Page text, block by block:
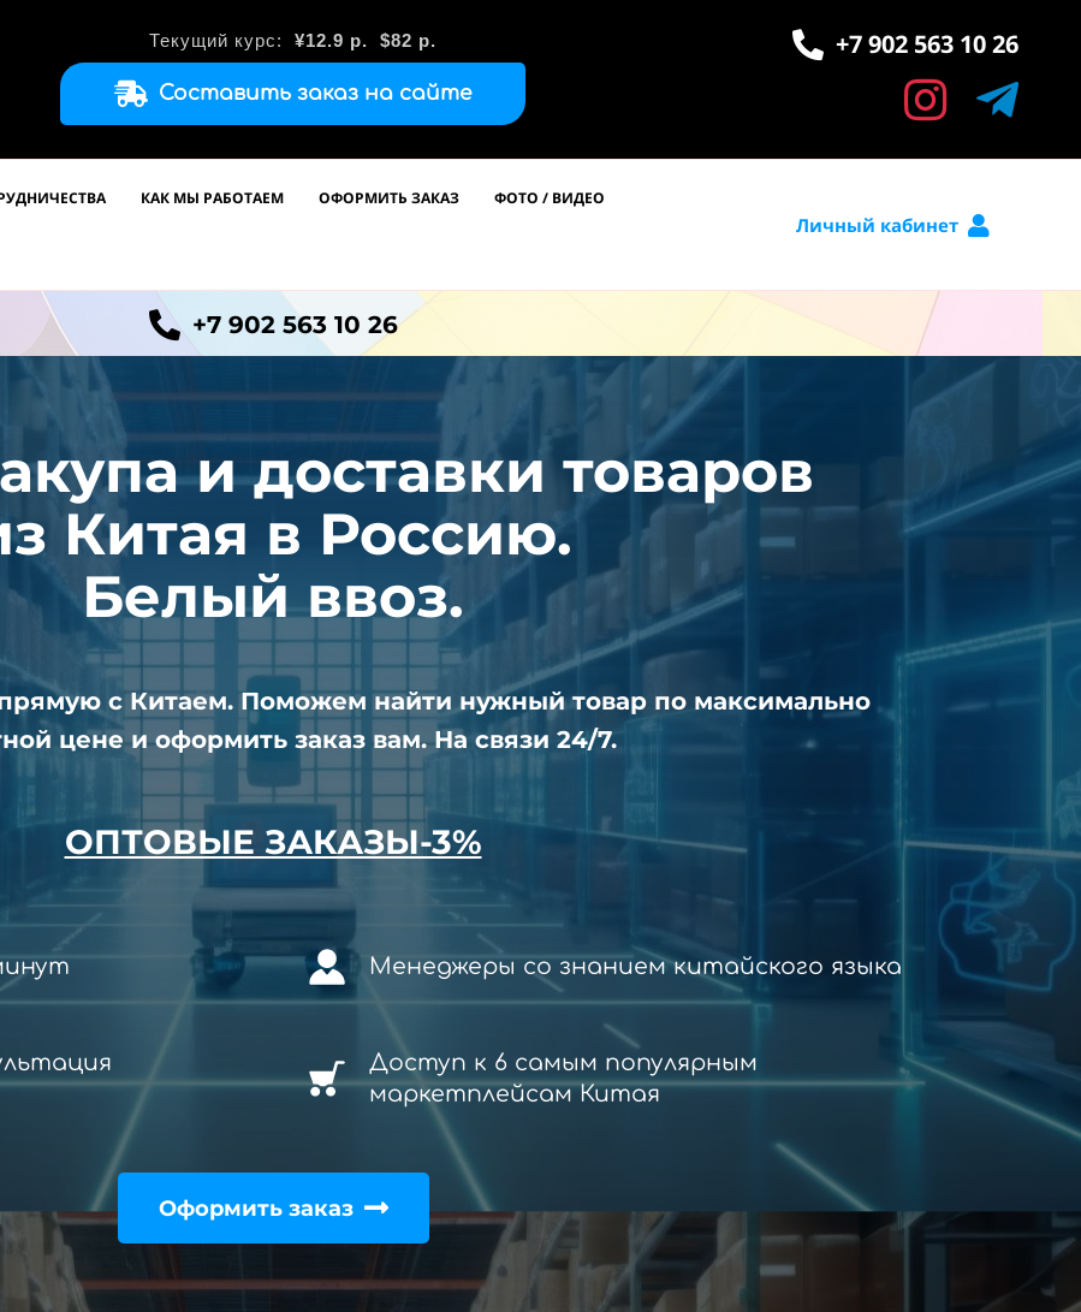
Текущий курс: ¥12.9 р. $82 р.
Составить заказ на сайте
+7 902 563 10 26
КАК МЫ РАБОТАЕМ ОФОРМИТЬ ЗАКАЗ ФОТО / ВИДЕО
Личный кабинет
+7 902 563 10 26
и доставки товаров
Китая в Россию.
Белый ввоз.
с Китаем. Поможем найти нужный товар по максимально
цене и оформить заказ вам. На связи 24/7.
ОПТОВЫЕ ЗАКАЗЫ-3%
Менеджеры со знанием китайского языка
Доступ к 6 самым популярным
маркетплейсам Китая
Оформить заказ